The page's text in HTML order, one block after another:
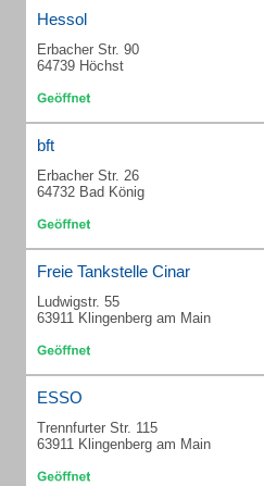
Hessol
Erbacher Str. 90
64739 Höchst
bft
Erbacher Str. 26
64732 Bad König
Freie Tankstelle Cinar
Ludwigstr. 55
63911 Klingenberg am Main
ESSO
Trennfurter Str. 115
63911 Klingenberg am Main